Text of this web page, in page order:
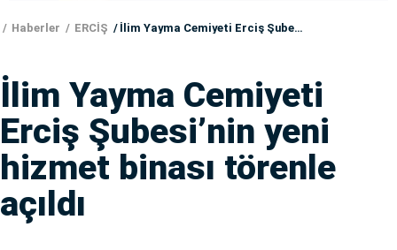
Haberler ERCİŞ İlim Yayma Cemiyeti Erciş Şubesi’nin yeni hizmet binası törenle açıldı
İlim Yayma Cemiyeti
Erciş Şubesi’nin yeni
hizmet binası törenle
açıldı